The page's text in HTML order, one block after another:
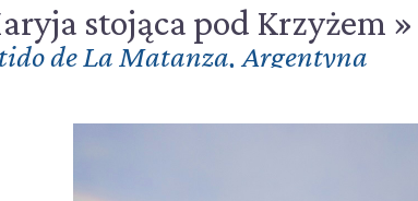
stojąca pod Krzyżem »
de La Matanza,Argentyna